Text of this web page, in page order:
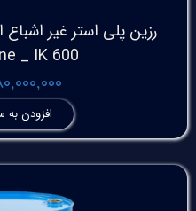
_ IK 600
۸۰,۰۰۰,۰۰۰
افزودن به